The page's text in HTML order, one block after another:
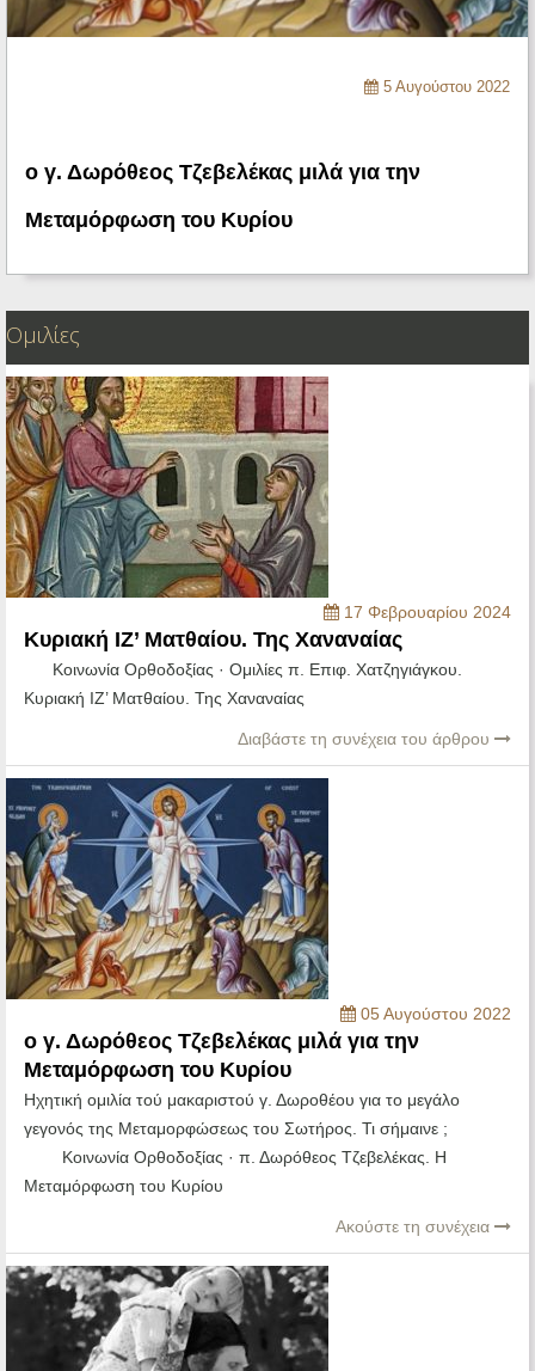
Ηχητικά
5 Αυγούστου 2022
o γ. Δωρόθεος Τζεβελέκας μιλά για την
Μεταμόρφωση του Κυρίου
Ομιλίες
17 Φεβρουαρίου 2024
Κυριακή ΙΖ’ Ματθαίου. Της Χαναναίας
Κοινωνία Ορθοδοξίας · Ομιλίες π. Επιφ. Χατζηγιάγκου.
Κυριακή ΙΖ’ Ματθαίου. Της Χαναναίας
Διαβάστε τη συνέχεια του άρθρου
05 Αυγούστου 2022
o γ. Δωρόθεος Τζεβελέκας μιλά για την
Μεταμόρφωση του Κυρίου
Ηχητική ομιλία τού μακαριστού γ. Δωροθέου για το μεγάλο
γεγονός της Μεταμορφώσεως του Σωτήρος. Τι σήμαινε ;
Κοινωνία Ορθοδοξίας · π. Δωρόθεος Τζεβελέκας. Η
Μεταμόρφωση του Κυρίου
Ακούστε τη συνέχεια